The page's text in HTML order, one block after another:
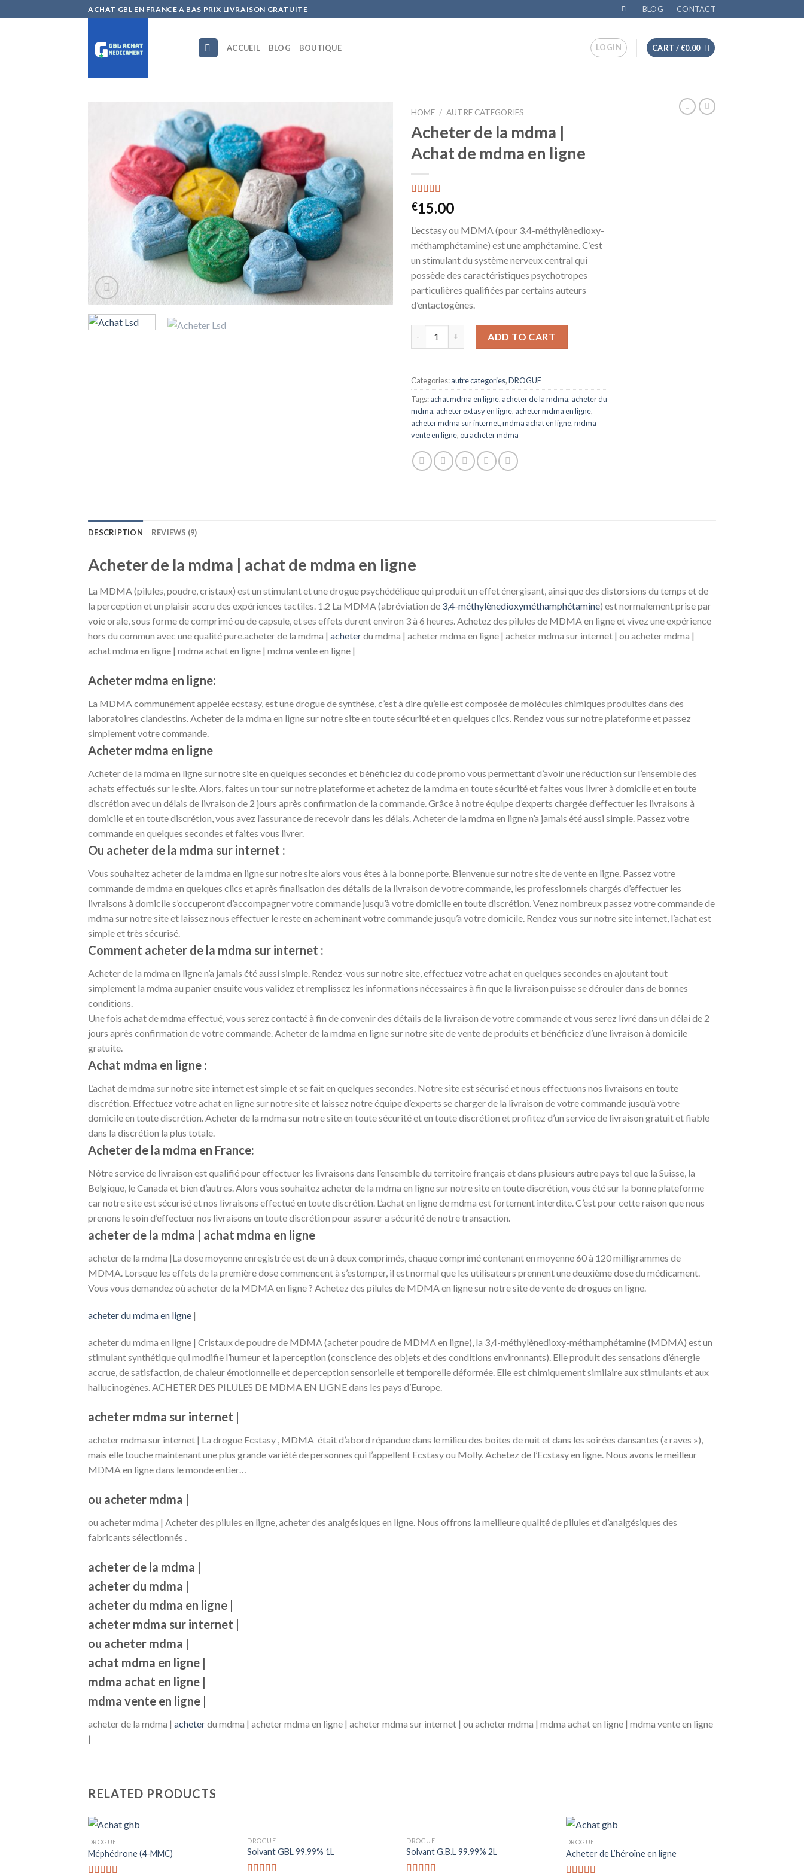
to
ACHAT GBL EN FRANCE A BAS PRIX LIVRAISON GRATUITE BLOG CONTACT
ACCUEIL BLOG BOUTIQUE LOGIN CART /€0.00
HOME / AUTRE CATEGORIES
Acheter de la mdma |
Achat de mdma en ligne
Rated
4.11out
on
9
customer
ratings
€15.00
L’ecstasy ou MDMA (pour 3,4-méthylènedioxy-
méthamphétamine) est une amphétamine. C’est
un stimulant du système nerveux central qui
possède des caractéristiques psychotropes
particulières qualifiées par certains auteurs
d’entactogènes.
ADD TO CART
Categories:autre categories,DROGUE
Tags:achat mdma en ligne, acheter de la mdma, acheter du
mdma, acheter extasy en ligne, acheter mdma en ligne,
acheter mdma sur internet,mdma achat en ligne,mdma
vente en ligne,ou acheter mdma
DESCRIPTION REVIEWS (9)
Acheter de la mdma | achat de mdma en ligne
La MDMA (pilules, poudre, cristaux) est un stimulant et une drogue psychédélique qui produit un effet énergisant, ainsi que des distorsions du temps et de
la perception et un plaisir accru des expériences tactiles. 1.2 La MDMA (abréviation de 3,4-méthylènedioxyméthamphétamine) est normalement prise par
voie orale, sous forme de comprimé ou de capsule, et ses effets durent environ 3 à 6 heures. Achetez des pilules de MDMA en ligne et vivez une expérience
hors du commun avec une qualité pure.acheter de la mdma | acheterdu mdma | acheter mdma en ligne | acheter mdma sur internet | ou acheter mdma |
achat mdma en ligne | mdma achat en ligne | mdma vente en ligne |
Acheter mdma en ligne:
La MDMA communément appelée ecstasy, est une drogue de synthèse, c’est à dire qu’elle est composée de molécules chimiques produites dans des
laboratoires clandestins. Acheter de la mdma en ligne sur notre site en toute sécurité et en quelques clics. Rendez vous sur notre plateforme et passez
simplement votre commande.
Acheter mdma en ligne
Acheter de la mdma en ligne sur notre site en quelques secondes et bénéficiez du code promo vous permettant d’avoir une réduction sur l’ensemble des
achats effectués sur le site. Alors, faites un tour sur notre plateforme et achetez de la mdma en toute sécurité et faites vous livrer à domicile et en toute
discrétion avec un délais de livraison de 2 jours après confirmation de la commande. Grâce à notre équipe d’experts chargée d’effectuer les livraisons à
domicile et en toute discrétion, vous avez l’assurance de recevoir dans les délais. Acheter de la mdma en ligne n’a jamais été aussi simple. Passez votre
commande en quelques secondes et faites vous livrer.
Ou acheter de la mdma sur internet :
Vous souhaitez acheter de la mdma en ligne sur notre site alors vous êtes à la bonne porte. Bienvenue sur notre site de vente en ligne. Passez votre
commande de mdma en quelques clics et après finalisation des détails de la livraison de votre commande, les professionnels chargés d’effectuer les
livraisons à domicile s’occuperont d’accompagner votre commande jusqu’à votre domicile en toute discrétion. Venez nombreux passez votre commande de
mdma sur notre site et laissez nous effectuer le reste en acheminant votre commande jusqu’à votre domicile. Rendez vous sur notre site internet, l’achat est
simple et très sécurisé.
Comment acheter de la mdma sur internet :
Acheter de la mdma en ligne n’a jamais été aussi simple. Rendez-vous sur notre site, effectuez votre achat en quelques secondes en ajoutant tout
simplement la mdma au panier ensuite vous validez et remplissez les informations nécessaires à fin que la livraison puisse se dérouler dans de bonnes
conditions.
Une fois achat de mdma effectué, vous serez contacté à fin de convenir des détails de la livraison de votre commande et vous serez livré dans un délai de 2
jours après confirmation de votre commande. Acheter de la mdma en ligne sur notre site de vente de produits et bénéficiez d’une livraison à domicile
gratuite.
Achat mdma en ligne :
L’achat de mdma sur notre site internet est simple et se fait en quelques secondes. Notre site est sécurisé et nous effectuons nos livraisons en toute
discrétion. Effectuez votre achat en ligne sur notre site et laissez notre équipe d’experts se charger de la livraison de votre commande jusqu’à votre
domicile en toute discrétion. Acheter de la mdma sur notre site en toute sécurité et en toute discrétion et profitez d’un service de livraison gratuit et fiable
dans la discrétion la plus totale.
Acheter de la mdma en France:
Nôtre service de livraison est qualifié pour effectuer les livraisons dans l’ensemble du territoire français et dans plusieurs autre pays tel que la Suisse, la
Belgique, le Canada et bien d’autres. Alors vous souhaitez acheter de la mdma en ligne sur notre site en toute discrétion, vous été sur la bonne plateforme
car notre site est sécurisé et nos livraisons effectué en toute discrétion. L’achat en ligne de mdma est fortement interdite. C’est pour cette raison que nous
prenons le soin d’effectuer nos livraisons en toute discrétion pour assurer a sécurité de notre transaction.
acheter de la mdma | achat mdma en ligne
acheter de la mdma |La dose moyenne enregistrée est de un à deux comprimés, chaque comprimé contenant en moyenne 60 à 120 milligrammes de
MDMA. Lorsque les effets de la première dose commencent à s’estomper, il est normal que les utilisateurs prennent une deuxième dose du médicament.
Vous vous demandez où acheter de la MDMA en ligne ? Achetez des pilules de MDMA en ligne sur notre site de vente de drogues en ligne.
acheter du mdma en ligne |
acheter du mdma en ligne | Cristaux de poudre de MDMA (acheter poudre de MDMA en ligne), la 3,4-méthylènedioxy-méthamphétamine (MDMA) est un
stimulant synthétique qui modifie l’humeur et la perception (conscience des objets et des conditions environnants). Elle produit des sensations d’énergie
accrue, de satisfaction, de chaleur émotionnelle et de perception sensorielle et temporelle déformée. Elle est chimiquement similaire aux stimulants et aux
hallucinogènes. ACHETER DES PILULES DE MDMA EN LIGNE dans les pays d’Europe.
acheter mdma sur internet |
acheter mdma sur internet | La drogue Ecstasy , MDMA était d’abord répandue dans le milieu des boîtes de nuit et dans les soirées dansantes (« raves »),
mais elle touche maintenant une plus grande variété de personnes qui l’appellent Ecstasy ou Molly. Achetez de l’Ecstasy en ligne. Nous avons le meilleur
MDMA en ligne dans le monde entier…
ou acheter mdma |
ou acheter mdma | Acheter des pilules en ligne, acheter des analgésiques en ligne. Nous offrons la meilleure qualité de pilules et d’analgésiques des
fabricants sélectionnés .
acheter de la mdma |
acheter du mdma |
acheter du mdma en ligne |
acheter mdma sur internet |
ou acheter mdma |
achat mdma en ligne |
mdma achat en ligne |
mdma vente en ligne |
acheter de la mdma | acheterdu mdma | acheter mdma en ligne | acheter mdma sur internet | ou acheter mdma | mdma achat en ligne | mdma vente en ligne
|
RELATED PRODUCTS
DROGUE
Méphédrone (4-MMC)
DROGUE
Solvant GBL 99.99% 1L
DROGUE
Solvant G.B.L 99.99% 2L
DROGUE
Acheter de L’héroïne en ligne